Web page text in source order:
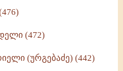
(472)
(ურგებაძე) (442)